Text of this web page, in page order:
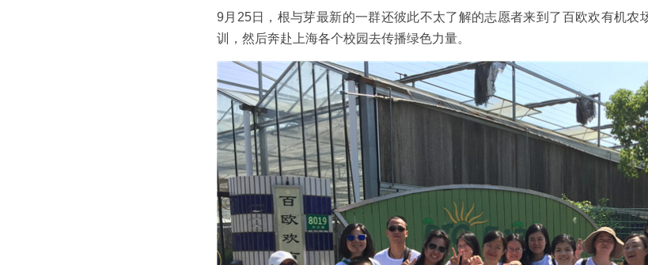
9月25日，根与芽最新的一群还彼此不太了解的志愿者来到了百欧欢有机农
训，然后奔赴上海各个校园去传播绿色力量。